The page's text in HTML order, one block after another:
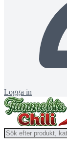
Logga in